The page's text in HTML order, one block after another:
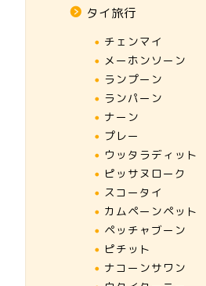
タイ旅行
チェンマイ
メーホンソーン
ランプーン
ランパーン
ナーン
プレー
ウッタラディット
ピッサヌローク
スコータイ
カムペーンペット
ペッチャブーン
ピチット
ナコーンサワン